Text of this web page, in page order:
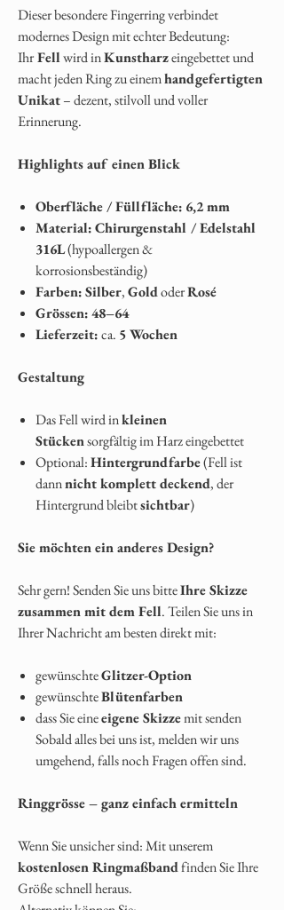
Dieser besondere Fingerring verbindet
modernes Design mit echter Bedeutung:
IhrFellwird inKunstharzeingebettet und
macht jeden Ring zu einemhandgefertigten
Unikat– dezent, stilvoll und voller
Erinnerung.
Highlights auf einen Blick
Oberfläche / Füllfläche: 6,2 mm
Material:Chirurgenstahl / Edelstahl
316L(hypoallergen &
korrosionsbeständig)
Farben:Silber,GoldoderRosé
Grössen:48–64
Lieferzeit:ca. 5 Wochen
Gestaltung
Das Fell wird inkleinen
Stückensorgfältig im Harz eingebettet
Optional:Hintergrundfarbe(Fell ist
dannnicht komplett deckend, der
Hintergrund bleibtsichtbar)
Sie möchten ein anderes Design?
Sehr gern! Senden Sie uns bitteIhre Skizze
zusammen mit dem Fell. Teilen Sie uns in
Ihrer Nachricht am besten direkt mit:
gewünschteGlitzer-Option
gewünschteBlütenfarben
dass Sie eineeigene Skizzemit senden
Sobald alles bei uns ist, melden wir uns
umgehend, falls noch Fragen offen sind.
Ringgrösse – ganz einfach ermitteln
Wenn Sie unsicher sind: Mit unserem
kostenlosen Ringmaßbandfinden Sie Ihre
Größe schnell heraus.